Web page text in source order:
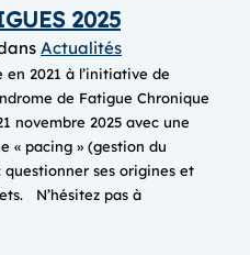
2025
Actualités
en 2021 à l’initiative de
de Fatigue Chronique
novembre 2025 avec une
« pacing » (gestion du
questionner ses origines et
N’hésitez pas à